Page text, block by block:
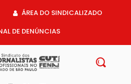
ÁREA DO SINDICALIZADO
DE DENÚNCIAS